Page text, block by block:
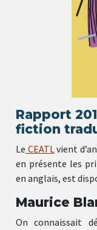
Rapport
fiction
Le CEATLvient
en présente les
en anglais, est
Maurice
On connaissait